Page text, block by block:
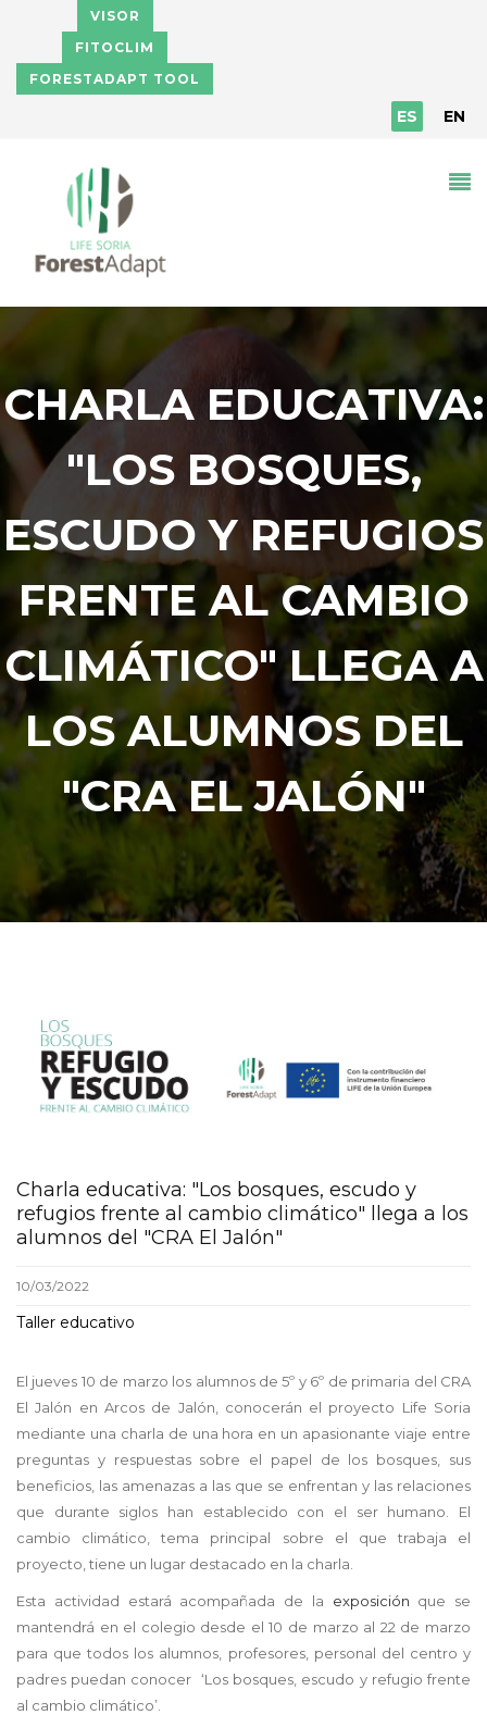
Pasar al contenido principal
VISOR
FITOCLIM
FORESTADAPT TOOL
ES EN
CHARLA EDUCATIVA:
"LOS BOSQUES,
ESCUDO Y REFUGIOS
FRENTE AL CAMBIO
CLIMÁTICO" LLEGA A
LOS ALUMNOS DEL
"CRA EL JALÓN"
Charla educativa: "Los bosques, escudo y
refugios frente al cambio climático" llega a los
alumnos del "CRA El Jalón"
10/03/2022
Taller educativo
El jueves 10 de marzo los alumnos de 5º y 6º de primaria del CRA
El Jalón en Arcos de Jalón, conocerán el proyecto Life Soria
mediante una charla de una hora en un apasionante viaje entre
preguntas y respuestas sobre el papel de los bosques, sus
beneficios, las amenazas a las que se enfrentan y las relaciones
que durante siglos han establecido con el ser humano. El
cambio climático, tema principal sobre el que trabaja el
proyecto, tiene un lugar destacado en la charla.
Esta actividad estará acompañada de la exposición que se
mantendrá en el colegio desde el 10 de marzo al 22 de marzo
para que todos los alumnos, profesores, personal del centro y
padres puedan conocer ‘Los bosques, escudo y refugio frente
al cambio climático’.